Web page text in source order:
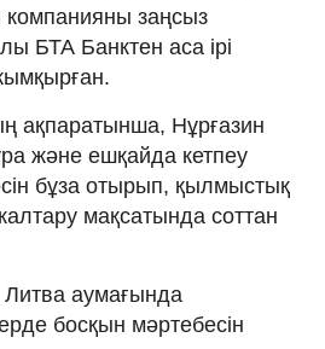
заңсыз
БТА Банктен аса ірі
ақпаратынша, Нұрғазин
және ешқайда кетпеу
бұза отырып, қылмыстық
мақсатында соттан
аумағында
босқын мәртебесін